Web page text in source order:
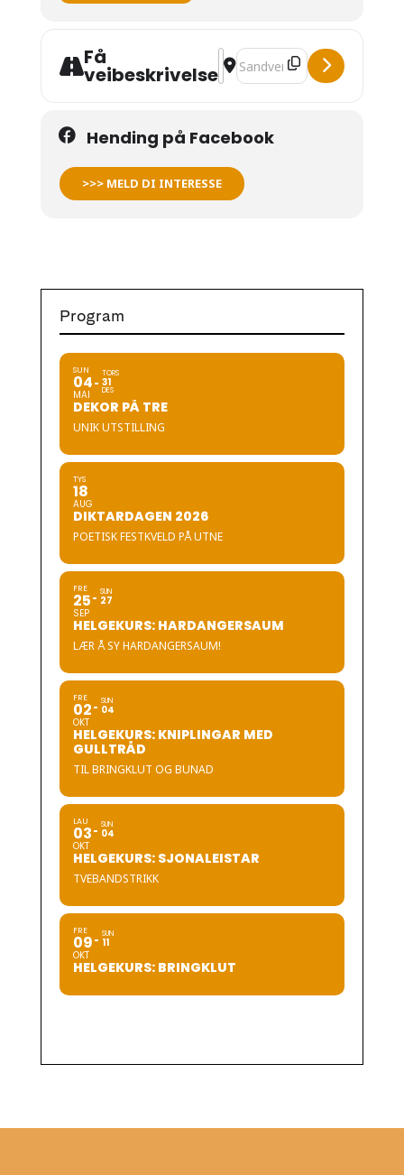
Få
veibeskrivelse
Address - OPEN DAG &
Destination Address -
Hending på Facebook
>>> MELD DI INTERESSE
Program
SUN
04
MAI
TORS
31
DES
DEKOR PÅ TRE
UNIK UTSTILLING
TYS
18
AUG
DIKTARDAGEN 2026
POETISK FESTKVELD PÅ UTNE
FRE
25
SEP
SUN
27
HELGEKURS: HARDANGERSAUM
LÆR Å SY HARDANGERSAUM!
FRE
02
OKT
SUN
04
HELGEKURS: KNIPLINGAR MED
GULLTRÅD
TIL BRINGKLUT OG BUNAD
LAU
03
OKT
SUN
04
HELGEKURS: SJONALEISTAR
TVEBANDSTRIKK
FRE
09
OKT
SUN
11
HELGEKURS: BRINGKLUT